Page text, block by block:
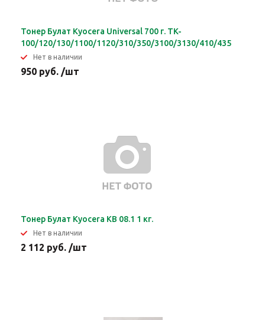
Тонер Булат Kyocera Universal 700 г. TK-
100/120/130/1100/1120/310/350/3100/3130/410/435
Нет в наличии
950 руб. /шт
Тонер Булат Kyocera KB 08.1 1 кг.
Нет в наличии
2 112 руб. /шт